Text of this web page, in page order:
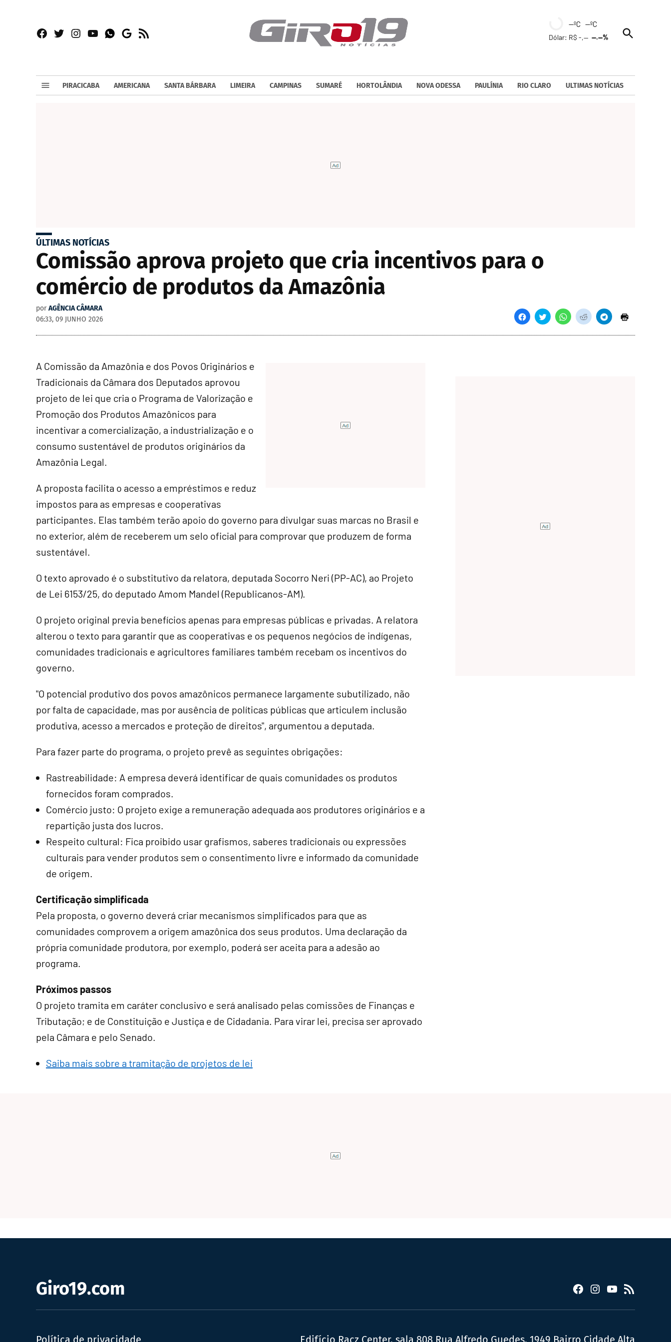
Facebook
TwitterInstagram
YouTubeWhatsapp
Google
RSS
--ºC --ºC
Dólar: R$ -,----.--%
Open
Search
PIRACICABA AMERICANA SANTA BÁRBARA LIMEIRA CAMPINAS SUMARÉ HORTOLÂNDIA NOVA ODESSA PAULÍNIA RIO CLARO ULTIMAS NOTÍCIAS
ÚLTIMAS NOTÍCIAS
Comissão aprova projeto que cria incentivos para o
comércio de produtos da Amazônia
por AGÊNCIA CÂMARA
06:33, 09 JUNHO 2026
A Comissão da Amazônia e dos Povos Originários e
Tradicionais da Câmara dos Deputados aprovou
projeto de lei que cria o Programa de Valorização e
Promoção dos Produtos Amazônicos para
incentivar a comercialização, a industrialização e o
consumo sustentável de produtos originários da
Amazônia Legal.
A proposta facilita o acesso a empréstimos e reduz
impostos para as empresas e cooperativas
participantes. Elas também terão apoio do governo para divulgar suas marcas no Brasil e
no exterior, além de receberem um selo oficial para comprovar que produzem de forma
sustentável.
O texto aprovado é o substitutivo da relatora, deputada Socorro Neri (PP-AC), ao Projeto
de Lei 6153/25, do deputado Amom Mandel (Republicanos-AM).
O projeto original previa benefícios apenas para empresas públicas e privadas. A relatora
alterou o texto para garantir que as cooperativas e os pequenos negócios de indígenas,
comunidades tradicionais e agricultores familiares também recebam os incentivos do
governo.
"O potencial produtivo dos povos amazônicos permanece largamente subutilizado, não
por falta de capacidade, mas por ausência de políticas públicas que articulem inclusão
produtiva, acesso a mercados e proteção de direitos", argumentou a deputada.
Para fazer parte do programa, o projeto prevê as seguintes obrigações:
Rastreabilidade: A empresa deverá identificar de quais comunidades os produtos
fornecidos foram comprados.
Comércio justo: O projeto exige a remuneração adequada aos produtores originários e a
repartição justa dos lucros.
Respeito cultural: Fica proibido usar grafismos, saberes tradicionais ou expressões
culturais para vender produtos sem o consentimento livre e informado da comunidade
de origem.
Certificação simplificada
Pela proposta, o governo deverá criar mecanismos simplificados para que as
comunidades comprovem a origem amazônica dos seus produtos. Uma declaração da
própria comunidade produtora, por exemplo, poderá ser aceita para a adesão ao
programa.
Próximos passos
O projeto tramita em caráter conclusivo e será analisado pelas comissões de Finanças e
Tributação; e de Constituição e Justiça e de Cidadania. Para virar lei, precisa ser aprovado
pela Câmara e pelo Senado.
Saiba mais sobre a tramitação de projetos de lei
Giro19.com Facebook
Instagram
YouTube
RSS
Política de privacidade Edifício Racz Center, sala 808 Rua Alfredo Guedes, 1949 Bairro Cidade Alta